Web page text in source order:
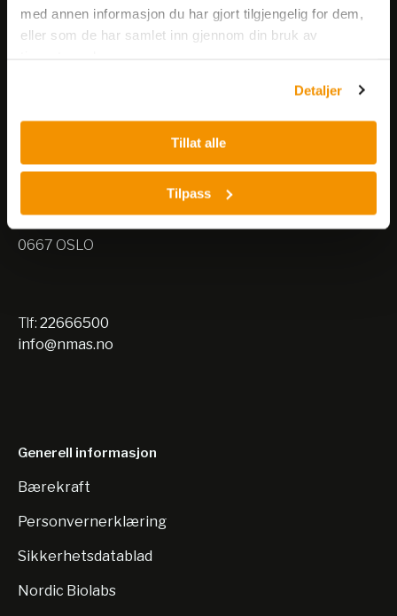
med annen informasjon du har gjort tilgjengelig for dem,
eller som de har samlet inn gjennom din bruk av
Detaljer
Tillat alle
Tilpass
Nils Hansens vei 8
0667 OSLO
Tlf: 22666500
info@nmas.no
Generell informasjon
Bærekraft
Personvernerklæring
Sikkerhetsdatablad
Nordic Biolabs